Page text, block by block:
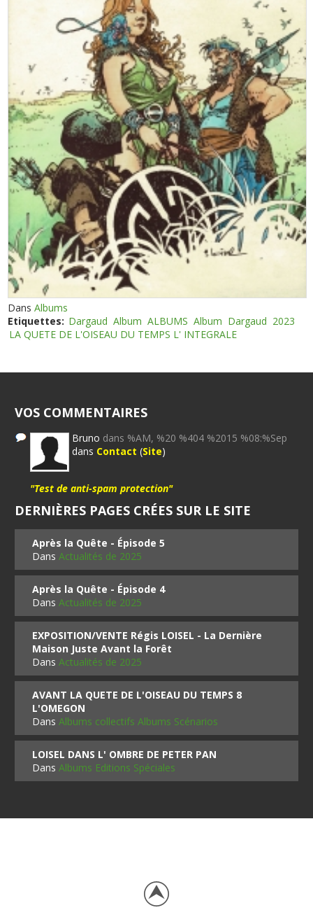
DansAlbums
Etiquettes: Dargaud Album ALBUMS Album Dargaud 2023
LA QUETE DE L'OISEAU DU TEMPS L' INTEGRALE
VOS COMMENTAIRES
Bruno dans %AM, %20 %404 %2015 %08:%Sep
dans Contact (Site)
"Test de anti-spam protection"
DERNIÈRES PAGES CRÉES SUR LE SITE
Après la Quête - Épisode 5
DansActualités de 2025
Après la Quête - Épisode 4
DansActualités de 2025
EXPOSITION/VENTE Régis LOISEL - La Dernière
Maison Juste Avant la Forêt
DansActualités de 2025
AVANT LA QUETE DE L'OISEAU DU TEMPS 8
L'OMEGON
DansAlbums collectifs Albums Scénarios
LOISEL DANS L' OMBRE DE PETER PAN
DansAlbums Editions Spéciales